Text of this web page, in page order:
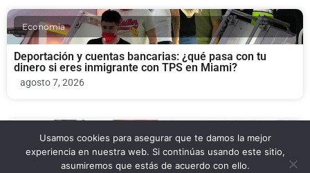
Economia
Deportación y cuentas bancarias: ¿qué pasa con tu
dinero si eres inmigrante con TPS en Miami?
agosto 7, 2026
Economia
Michael Carbonara: la campaña en Florida que apuesta
Usamos cookies para asegurar que te damos la mejor
experiencia en nuestra web. Si continúas usando este sitio,
asumiremos que estás de acuerdo con ello.